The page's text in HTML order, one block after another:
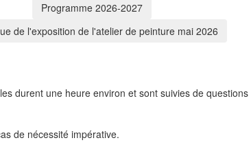
Programme 2026-2027
de l'exposition de l'atelier de peinture mai 2026
durent une heure environ et sont suivies de
de nécessité impérative.